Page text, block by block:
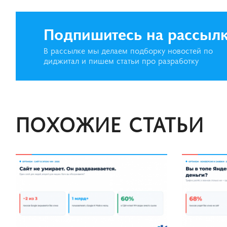
Подпишитесь на
В рассылке мы делаем подборку новостей по
диджитал и пишем статьи про разработку
ПОХОЖИЕ СТАТЬИ